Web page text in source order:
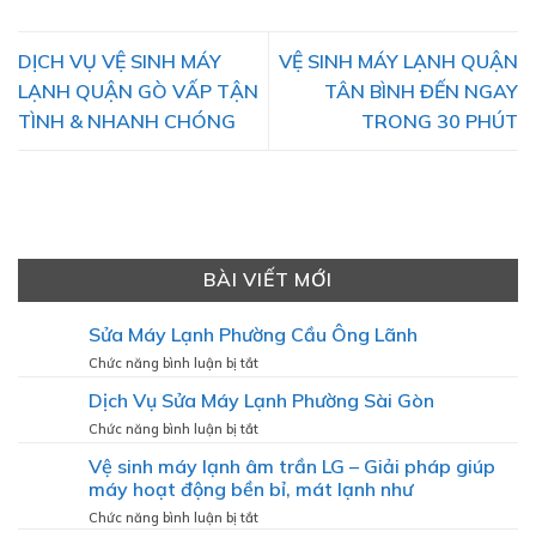
DỊCH VỤ VỆ SINH MÁY
LẠNH QUẬN GÒ VẤP TẬN
TÌNH & NHANH CHÓNG
VỆ SINH MÁY LẠNH QUẬN
TÂN BÌNH ĐẾN NGAY
TRONG 30 PHÚT
BÀI VIẾT MỚI
Sửa Máy Lạnh Phường Cầu Ông Lãnh
Chức năng bình luận bị tắtở
Máy
Lạnh
Cầu
Ông
Lãnh
Dịch Vụ Sửa Máy Lạnh Phường Sài Gòn
Chức năng bình luận bị tắtở
Vụ
Sửa
Vệ sinh máy lạnh âm trần LG – Giải pháp giúp
máy hoạt động bền bỉ, mát lạnh như
Chức năng bình luận bị tắtở